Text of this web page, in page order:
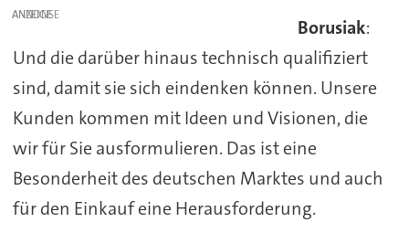
ANZEIGE
Borusiak:
Und die darüber hinaus technisch qualifiziert
sind, damit sie sich eindenken können. Unsere
Kunden kommen mit Ideen und Visionen, die
wir für Sie ausformulieren. Das ist eine
Besonderheit des deutschen Marktes und auch
für den Einkauf eine Herausforderung.